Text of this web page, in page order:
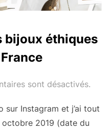
bijoux éthiques
sont désactivés.
sur Instagram et j’ai tout
2019 (date du